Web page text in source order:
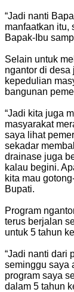
“Jadi nanti
manfaatkan itu,
Bapak-Ibu
Selain untuk
ngantor di desa
kepedulian
bangunan
“Jadi kita juga
masyarakat
saya lihat
sekadar
drainase juga
kalau begini.
kita mau
Bupati.
Program
terus berjalan
untuk 5 tahun
“Jadi nanti dari
seminggu saya
program saya
dalam 5 tahun